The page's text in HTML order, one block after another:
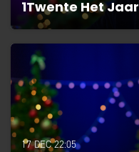
1Twente Het Jaar
17 DEC 22:05